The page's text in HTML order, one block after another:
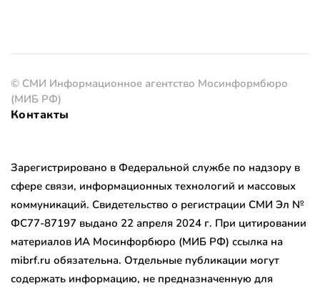
© СМИ Информационное агентство Мосинформбюро
(МИБ РФ)
Контакты
Зарегистрировано в Федеральной службе по надзору в
сфере связи, информационных технологий и массовых
коммуникаций. Свидетельство о регистрации СМИ Эл №
ФС77-87197 выдано 22 апреля 2024 г. При цитировании
материалов ИА Мосинфорбюро (МИБ РФ) ссылка на
mibrf.ru обязательна. Отдельные публикации могут
содержать информацию, не предназначенную для